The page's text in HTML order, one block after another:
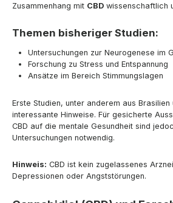
Zusammenhang mit CBD wissenschaftlich
Themen bisheriger Studien:
Untersuchungen zur Neurogenese im
Forschung zu Stress und Entspannung
Ansätze im Bereich Stimmungslagen
Erste Studien, unter anderem aus
interessante Hinweise. Für gesicherte
CBD auf die mentale Gesundheit sind
Untersuchungen notwendig.
Hinweis: CBD ist kein zugelassenes
Depressionen oder Angststörungen.